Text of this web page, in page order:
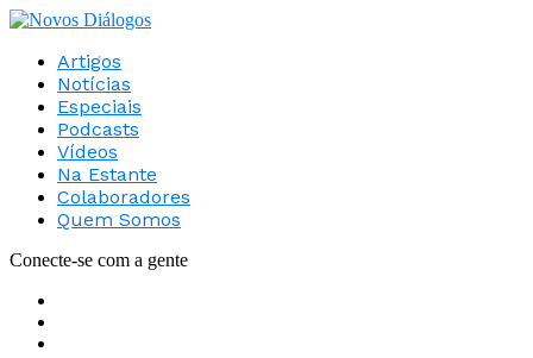
Artigos
Notícias
Especiais
Podcasts
Vídeos
Na Estante
Colaboradores
Quem Somos
Conecte-se com a gente